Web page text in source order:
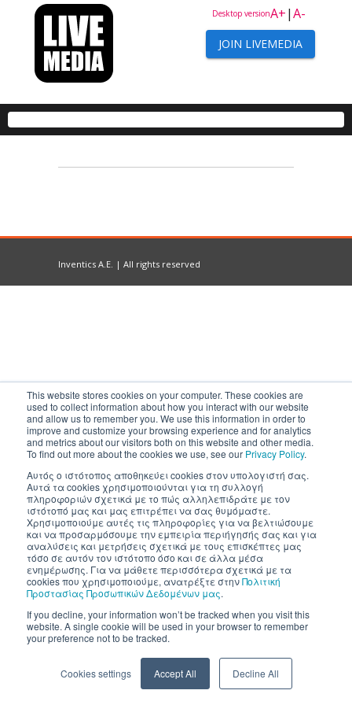
This website stores cookies on your computer. These cookies are
used to collect information about how you interact with our website
and allow us to remember you. We use this information in order to
improve and customize your browsing experience and for analytics
and metrics about our visitors both on this website and other media.
To find out more about the cookies we use, see our Privacy Policy.
Αυτός ο ιστότοπος αποθηκεύει cookies στον υπολογιστή σας.
Αυτά τα cookies χρησιμοποιούνται για τη συλλογή
πληροφοριών σχετικά με το πώς αλληλεπιδράτε με τον
ιστότοπό μας και μας επιτρέπει να σας θυμόμαστε.
Χρησιμοποιούμε αυτές τις πληροφορίες για να βελτιώσουμε
και να προσαρμόσουμε την εμπειρία περιήγησής σας και για
αναλύσεις και μετρήσεις σχετικά με τους επισκέπτες μας
τόσο σε αυτόν τον ιστότοπο όσο και σε άλλα μέσα
ενημέρωσης. Για να μάθετε περισσότερα σχετικά με τα
cookies που χρησιμοποιούμε, ανατρέξτε στηνΠολιτική
Προστασίας Προσωπικών Δεδομένων μας.
If you decline, your information won’t be tracked when you visit this
website. A single cookie will be used in your browser to remember
your preference not to be tracked.
Cookies settings Accept All Decline All
A+|A-
Desktop version
JOIN LIVEMEDIA
Inventics A.E. | All rights reserved